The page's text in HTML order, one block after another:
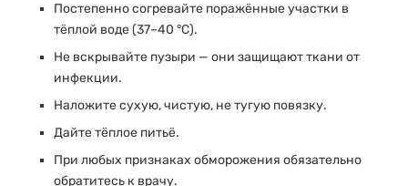
Постепенно согревайте поражённые участки в
тёплой воде (37–40 °C).
Не вскрывайте пузыри — они защищают ткани от
инфекции.
Наложите сухую, чистую, не тугую повязку.
Дайте тёплое питьё.
При любых признаках обморожения обязательно
обратитесь к врачу.